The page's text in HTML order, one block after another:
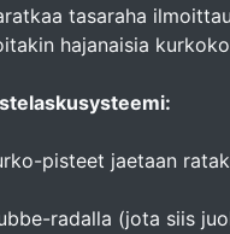
tasaraha
hajanaisia
pisteet jaetaan
radalla (jota siis